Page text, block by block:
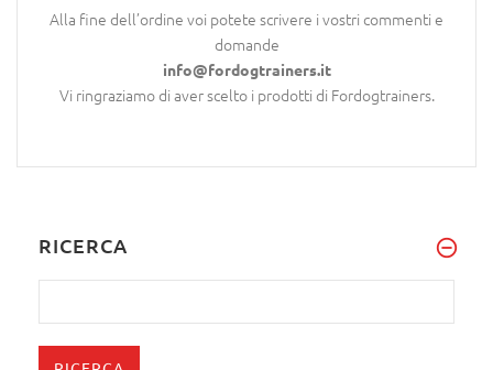
Alla fine dell’ordine voi potete scrivere i vostri commenti e
domande
info@fordogtrainers.it
Vi ringraziamo di aver scelto i prodotti di Fordogtrainers.
RICERCA